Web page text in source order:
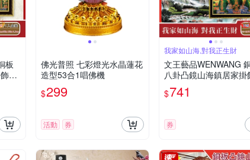
板
5
佛光普照 七彩燈光水晶蓮花
造型53合1唱佛機
$299
活動 券
我家如山海,對我正生財
文王藝品WENWANG
八卦凸鏡山海鎮居家掛
吋長方形1組
$741
券